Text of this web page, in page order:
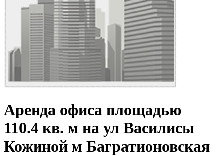
Аренда офиса площадью
110.4 кв. м на ул Василисы
Кожиной м Багратионовская